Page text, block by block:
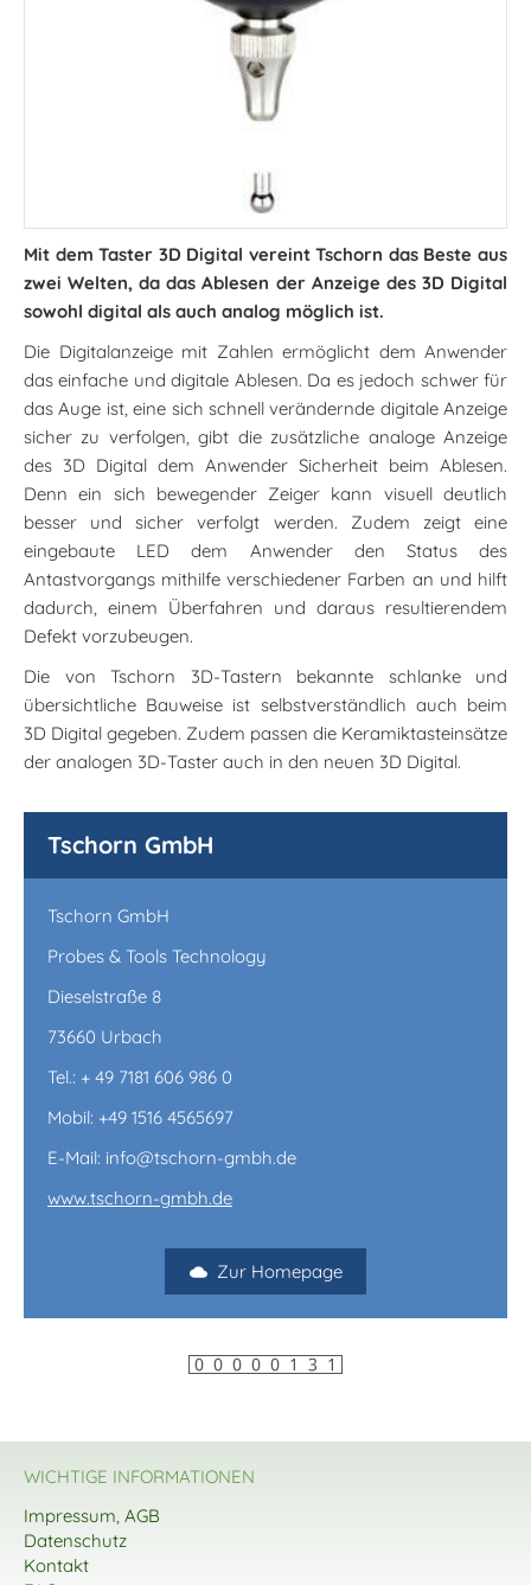
Mit dem Taster 3D Digital vereint Tschorn das Beste aus
zwei Welten, da das Ablesen der Anzeige des 3D Digital
sowohl digital als auch analog möglich ist.
Die Digitalanzeige mit Zahlen ermöglicht dem Anwender
das einfache und digitale Ablesen. Da es jedoch schwer für
das Auge ist, eine sich schnell verändernde digitale Anzeige
sicher zu verfolgen, gibt die zusätzliche analoge Anzeige
des 3D Digital dem Anwender Sicherheit beim Ablesen.
Denn ein sich bewegender Zeiger kann visuell deutlich
besser und sicher verfolgt werden. Zudem zeigt eine
eingebaute LED dem Anwender den Status des
Antastvorgangs mithilfe verschiedener Farben an und hilft
dadurch, einem Überfahren und daraus resultierendem
Defekt vorzubeugen.
Die von Tschorn 3D-Tastern bekannte schlanke und
übersichtliche Bauweise ist selbstverständlich auch beim
3D Digital gegeben. Zudem passen die Keramiktasteinsätze
der analogen 3D-Taster auch in den neuen 3D Digital.
Tschorn GmbH
Tschorn GmbH
Probes & Tools Technology
Dieselstraße 8
73660 Urbach
Tel.: + 49 7181 606 986 0
Mobil: +49 1516 4565697
E-Mail: info@tschorn-gmbh.de
www.tschorn-gmbh.de
Zur Homepage
WICHTIGE INFORMATIONEN
Impressum, AGB
Datenschutz
Kontakt